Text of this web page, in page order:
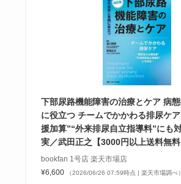
下部尿路機能障害の治療とケア 病
に役立つ チームでかかわる排尿ケ
援加算”“外来排尿自立指導料”にも
実／武田正之【3000円以上送料無料
bookfan 1号店 楽天市場店
¥6,600
（2026/06/26 07:59時点 | 楽天市場調べ）